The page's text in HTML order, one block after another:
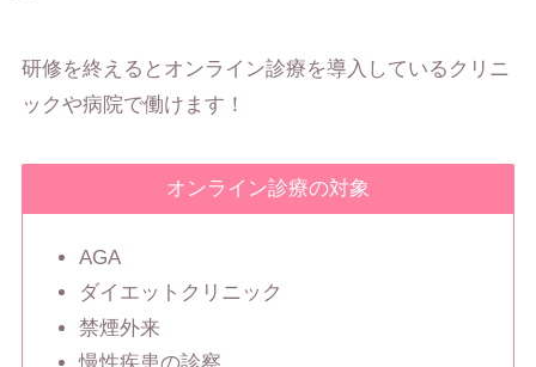
研修を終えるとオンライン診療を導入しているクリニ
ックや病院で働けます！
オンライン診療の対象
AGA
ダイエットクリニック
禁煙外来